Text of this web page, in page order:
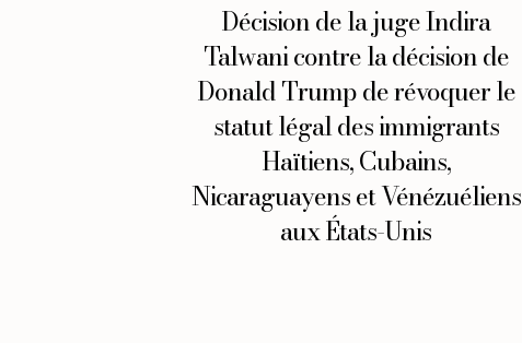
Décision de la juge Indira
Talwani contre la décision de
Donald Trump de révoquer le
statut légal des immigrants
Haïtiens, Cubains,
Nicaraguayens et Vénézuéliens
aux États-Unis